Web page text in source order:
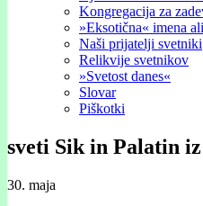
Kongregacija za
»Eksotična« imena
Naši prijatelji svetniki
Relikvije svetnikov
»Svetost danes«
Slovar
Piškotki
sveti Sik in Palatin
30. maja